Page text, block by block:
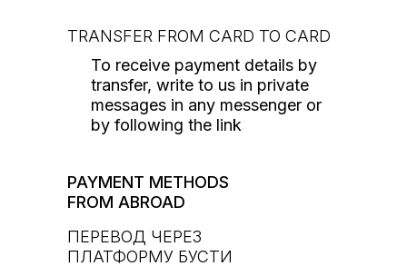
TRANSFER FROM CARD TO CARD
PAYMENT METHODS
FROM ABROAD
ПЕРЕВОД ЧЕРЕЗ
ПЛАТФОРМУ БУСТИ
To receive payment details by
transfer, write to us in private
messages in any messenger or
by following the link